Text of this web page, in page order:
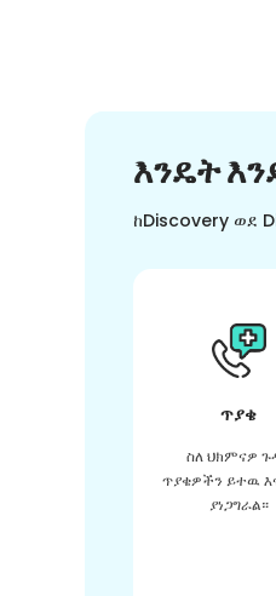
እንዴት
ከDiscovery ወደ
ጥያቄ
ስለ ህክምናዎ
ጥያቄዎችን ይተዉ
ያነጋግራል።